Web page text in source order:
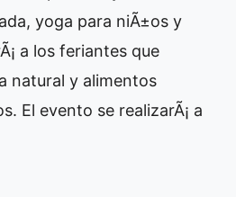
yoga para niÃ±os y
a los feriantes que
natural y alimentos
El evento se realizarÃ¡ a